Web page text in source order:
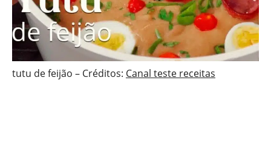
tutu de feijão – Créditos: Canal teste receitas